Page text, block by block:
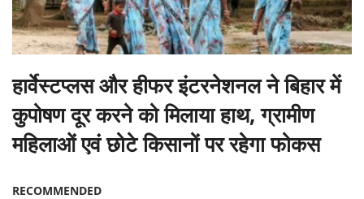
हार्वेस्टप्लस और हीफर इंटरनेशनल ने बिहार में
कुपोषण दूर करने को मिलाया हाथ, ग्रामीण
महिलाओं एवं छोटे किसानों पर रहेगा फोकस
RECOMMENDED